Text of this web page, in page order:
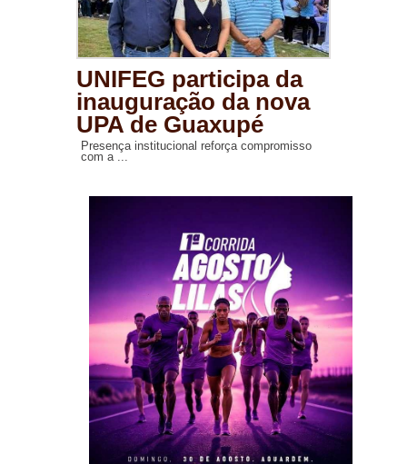
UNIFEG participa da
inauguração da nova
UPA de Guaxupé
Presença institucional reforça compromisso
com a ...